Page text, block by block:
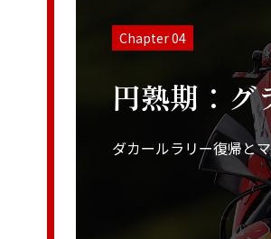
Chapter 04
円熟期：グ
ダカールラリー復帰と